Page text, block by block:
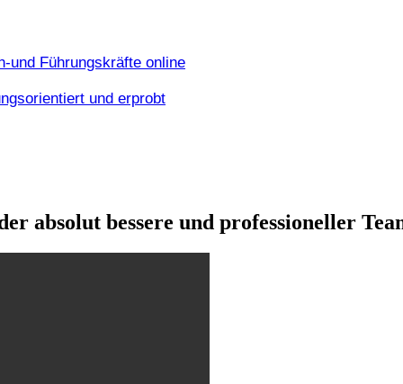
und Führungskräfte online
und erprobt
absolut bessere und professioneller